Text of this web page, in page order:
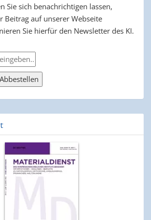
Sie sich benachrichtigen lassen,
Beitrag auf unserer Webseite
Sie hierfür den Newsletter des KI.